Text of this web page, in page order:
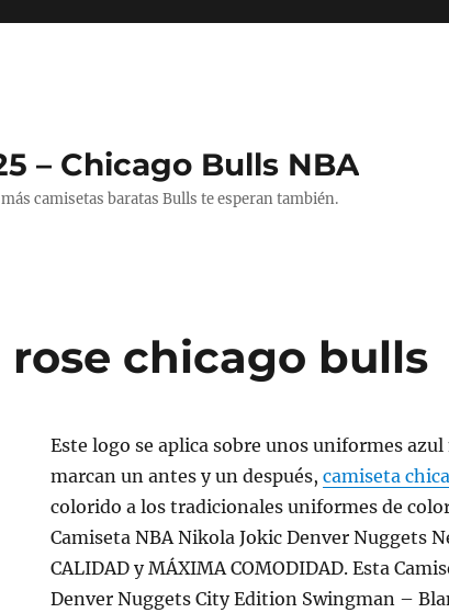
– Chicago Bulls NBA
camisetas baratas Bulls te esperan también.
chicago bulls
Este logo se aplica sobre unos uniformes
marcan un antes y un después,camiseta
colorido a los tradicionales uniformes de
Camiseta NBA Nikola Jokic Denver Nuggets
CALIDAD y MÁXIMA COMODIDAD. Esta
Denver Nuggets City Edition Swingman –